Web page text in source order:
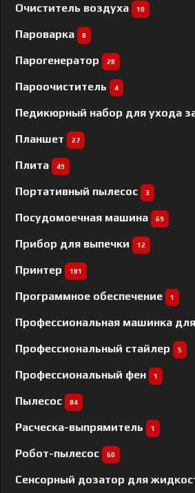
Очиститель воздуха 10
Пароварка 8
Парогенератор 28
Пароочиститель 4
Педикюрный набор для ухода
Планшет 27
Плита 49
Портативный пылесос 3
Посудомоечная машина 69
Прибор для выпечки 12
Принтер 181
Программное обеспечение 1
Профессиональная машинка
Профессиональный cтайлер 5
Профессиональный фен 1
Пылесос 84
Расческа-выпрямитель 1
Робот-пылесос 60
Сенсорный дозатор для